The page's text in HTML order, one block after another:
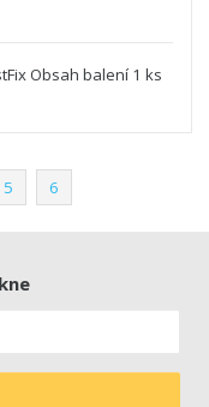
Obsah balení 1 ks
5 6